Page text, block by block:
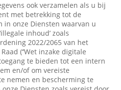
ook verzamelen als u bij
met betrekking tot de
in onze Diensten waarvan u
inhoud’ zoals
2022/2065 van het
(‘’Wet inzake digitale
te bieden tot een intern
en/of om vereiste
nemen en bescherming te